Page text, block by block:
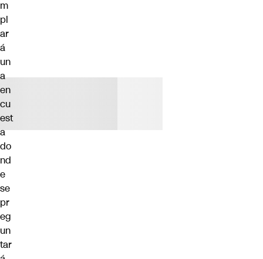
m
pl
ar
á
un
a
en
cu
est
a
do
nd
e
se
pr
eg
un
tar